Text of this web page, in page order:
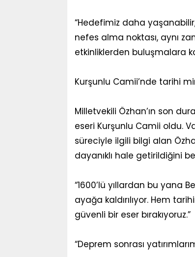
“Hedefimiz daha
nefes alma noktası, aynı
etkinliklerden buluşmalara
Kurşunlu Camii’nde tarihi
Milletvekili Özhan’ın son
eseri Kurşunlu Camii oldu.
süreciyle ilgili bilgi alan
dayanıklı hale getirildiğini
“1600’lü yıllardan bu yana
ayağa kaldırılıyor. Hem
güvenli bir eser bırakıyoruz.”
“Deprem sonrası